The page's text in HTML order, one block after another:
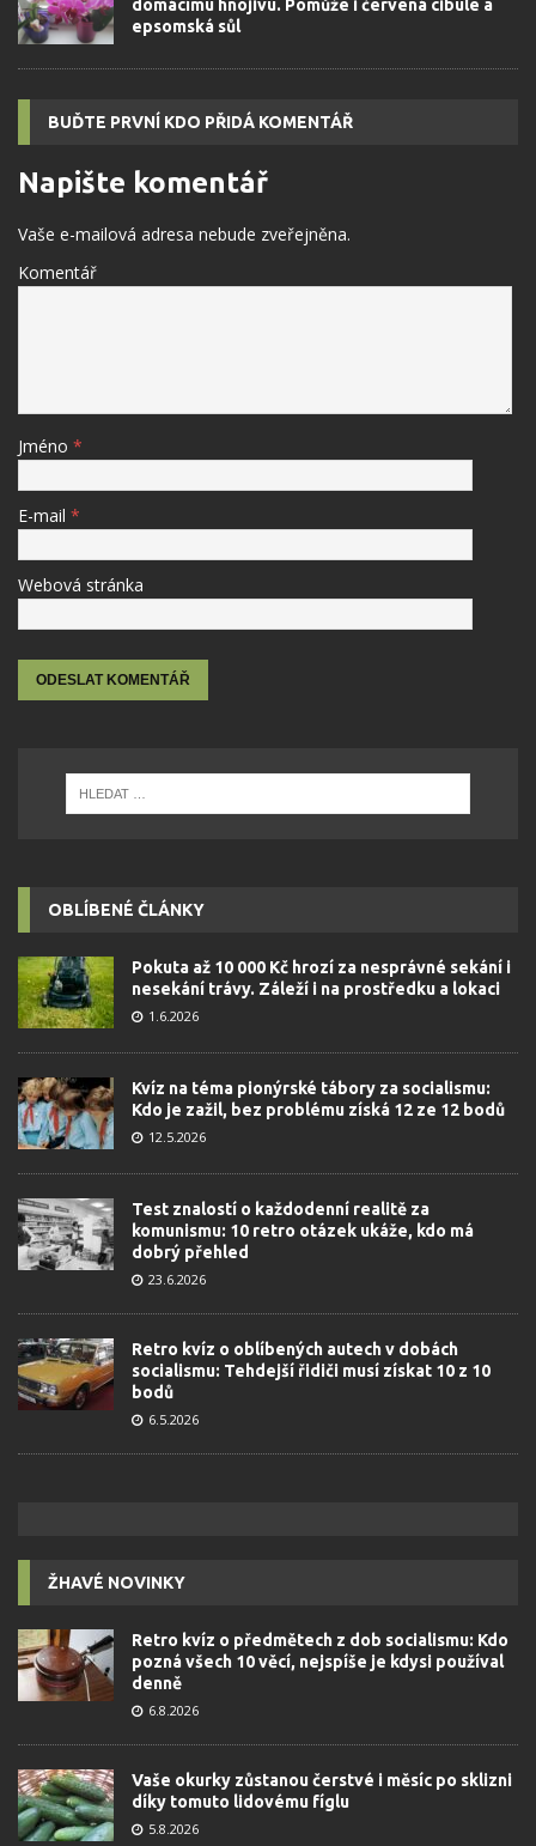
domácímu hnojivu. Pomůže i červená cibule a
epsomská sůl
BUĎTE PRVNÍ KDO PŘIDÁ KOMENTÁŘ
Napište komentář
Vaše e-mailová adresa nebude zveřejněna.
Komentář
Jméno *
E-mail *
Webová stránka
OBLÍBENÉ ČLÁNKY
Pokuta až 10 000 Kč hrozí za nesprávné sekání i
nesekání trávy. Záleží i na prostředku a lokaci
1.6.2026
Kvíz na téma pionýrské tábory za socialismu:
Kdo je zažil, bez problému získá 12 ze 12 bodů
12.5.2026
Test znalostí o každodenní realitě za
komunismu: 10 retro otázek ukáže, kdo má
dobrý přehled
23.6.2026
Retro kvíz o oblíbených autech v dobách
socialismu: Tehdejší řidiči musí získat 10 z 10
bodů
6.5.2026
ŽHAVÉ NOVINKY
Retro kvíz o předmětech z dob socialismu: Kdo
pozná všech 10 věcí, nejspíše je kdysi používal
denně
6.8.2026
Vaše okurky zůstanou čerstvé i měsíc po sklizni
díky tomuto lidovému fíglu
5.8.2026